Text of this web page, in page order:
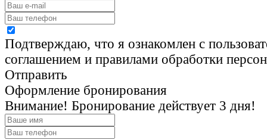
Подтверждаю, что я ознакомлен с
соглашением и правилами обработки
Отправить
Оформление бронирования
Внимание! Бронирование действует 3 дня!